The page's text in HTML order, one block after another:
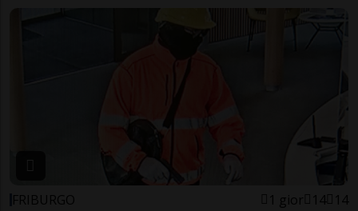
FRIBURGO 1 gior 14 14